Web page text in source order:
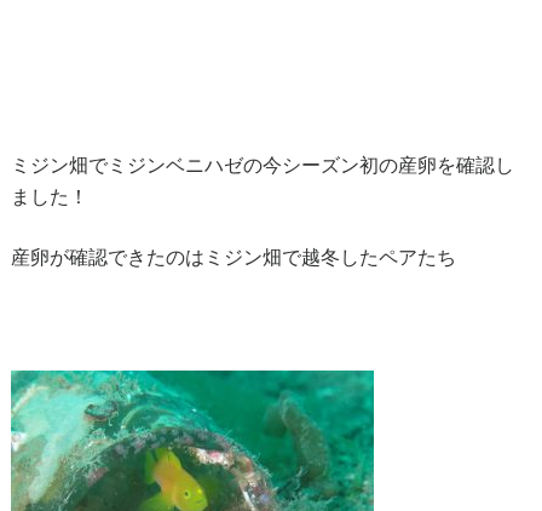
ミジン畑でミジンベニハゼの今シーズン初の産卵を確認し
ました！
産卵が確認できたのはミジン畑で越冬したペアたち